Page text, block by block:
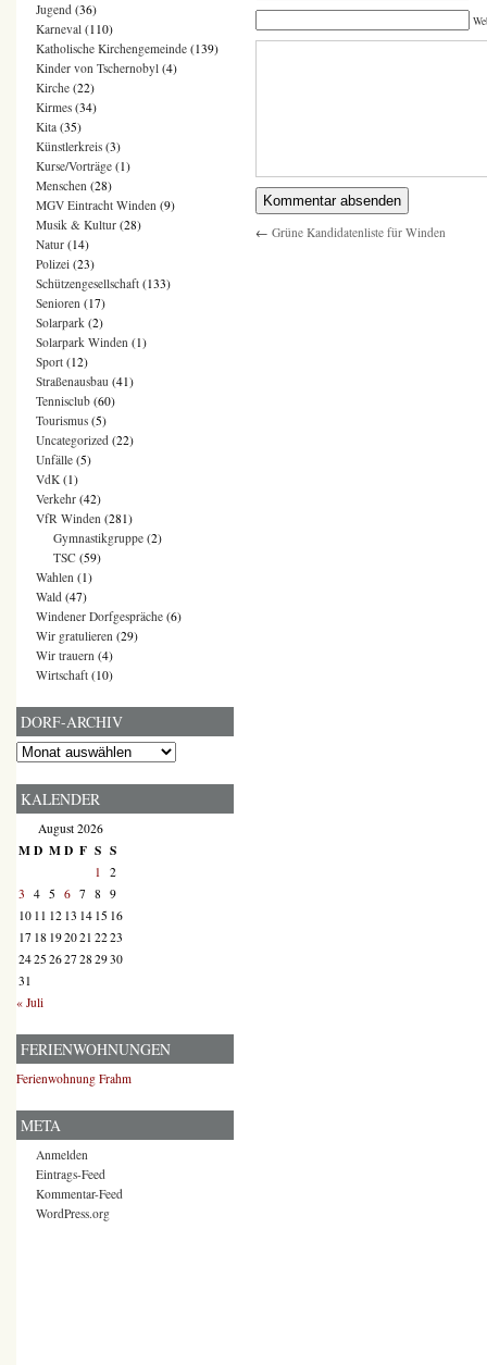
← Grüne Kandidatenliste für Winden
Jugend (36)
Karneval (110)
Katholische Kirchengemeinde (139)
Kinder von Tschernobyl (4)
Kirche (22)
Kirmes (34)
Kita (35)
Künstlerkreis (3)
Kurse/Vorträge (1)
Menschen (28)
MGV Eintracht Winden (9)
Musik & Kultur (28)
Natur (14)
Polizei (23)
Schützengesellschaft (133)
Senioren (17)
Solarpark (2)
Solarpark Winden (1)
Sport (12)
Straßenausbau (41)
Tennisclub (60)
Tourismus (5)
Uncategorized (22)
Unfälle (5)
VdK (1)
Verkehr (42)
VfR Winden (281)
Gymnastikgruppe (2)
TSC (59)
Wahlen (1)
Wald (47)
Windener Dorfgespräche (6)
Wir gratulieren (29)
Wir trauern (4)
Wirtschaft (10)
DORF-ARCHIV
Dorf-
KALENDER
August 2026
MD MD F S S
1 2
3 4 5 6 7 8 9
10 11 12 13 14 15 16
17 18 192021 2223
2425 2627 28 2930
31
« Juli
FERIENWOHNUNGEN
Ferienwohnung Frahm
META
Anmelden
Eintrags-Feed
Kommentar-Feed
WordPress.org